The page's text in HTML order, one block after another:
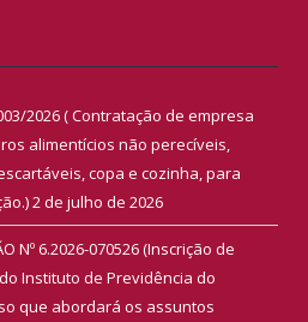
003/2026 ( Contratação de empresa
alimentícios não perecíveis,
copa e cozinha, para
2 de julho de 2026
Nº 6.2026-070526 (Inscrição de
Instituto de Previdência do
que abordará os assuntos